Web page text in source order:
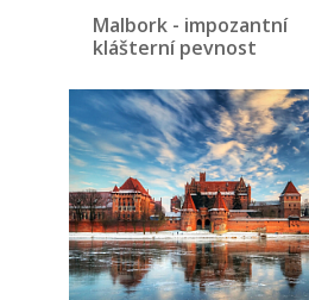
Malbork - impozantní
klášterní pevnost